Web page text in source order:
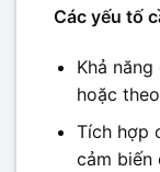
Các yếu tố
Khả
hoặc
Tích hợp
cảm biến